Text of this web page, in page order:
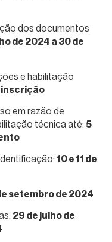
dos documentos
de 2024 a 30 de
e habilitação
inscrição
em razão de
técnica até: 5
10 e 11 de
setembro de 2024
29 de julho de